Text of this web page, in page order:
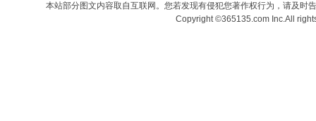
本站部分图文内容取自互联网。您若发现有侵犯您著作权行为，请及时
Copyright ©365135.com Inc.All